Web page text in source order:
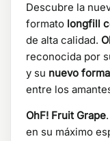
Descubre la
formato longfill
de alta calidad.
reconocida por
y su nuevo
entre los
OhF! Fruit Grape
en su máximo